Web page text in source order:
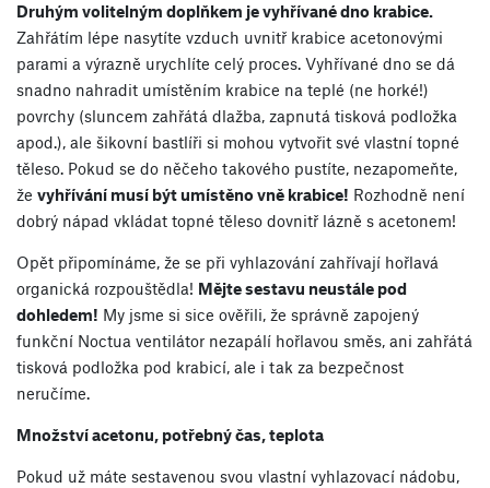
Druhým volitelným doplňkem je vyhřívané dno krabice.
Zahřátím lépe nasytíte vzduch uvnitř krabice acetonovými
parami a výrazně urychlíte celý proces. Vyhřívané dno se dá
snadno nahradit umístěním krabice na teplé (ne horké!)
povrchy (sluncem zahřátá dlažba, zapnutá tisková podložka
apod.), ale šikovní bastlíři si mohou vytvořit své vlastní topné
těleso. Pokud se do něčeho takového pustíte, nezapomeňte,
že vyhřívání musí být umístěno vně krabice! Rozhodně není
dobrý nápad vkládat topné těleso dovnitř lázně s acetonem!
Opět připomínáme, že se při vyhlazování zahřívají hořlavá
organická rozpouštědla! Mějte sestavu neustále pod
dohledem! My jsme si sice ověřili, že správně zapojený
funkční Noctua ventilátor nezapálí hořlavou směs, ani zahřátá
tisková podložka pod krabicí, ale i tak za bezpečnost
neručíme.
Množství acetonu, potřebný čas, teplota
Pokud už máte sestavenou svou vlastní vyhlazovací nádobu,